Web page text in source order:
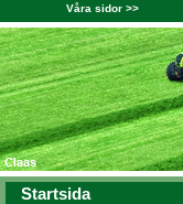
Våra sidor >>
Startsida